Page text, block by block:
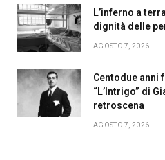
L’inferno a
dignità delle
AGOSTO 7, 2026
Centodue anni
“L’Intrigo” di
retroscena
AGOSTO 7, 2026